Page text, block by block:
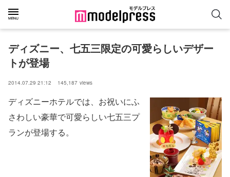
ディズニー、七五三限定の可愛らしいデザー
トが登場
2014.07.29 21:12 145,187 views
ディズニーホテルでは、お祝いにふ
さわしい豪華で可愛らしい七五三プ
ランが登場する。